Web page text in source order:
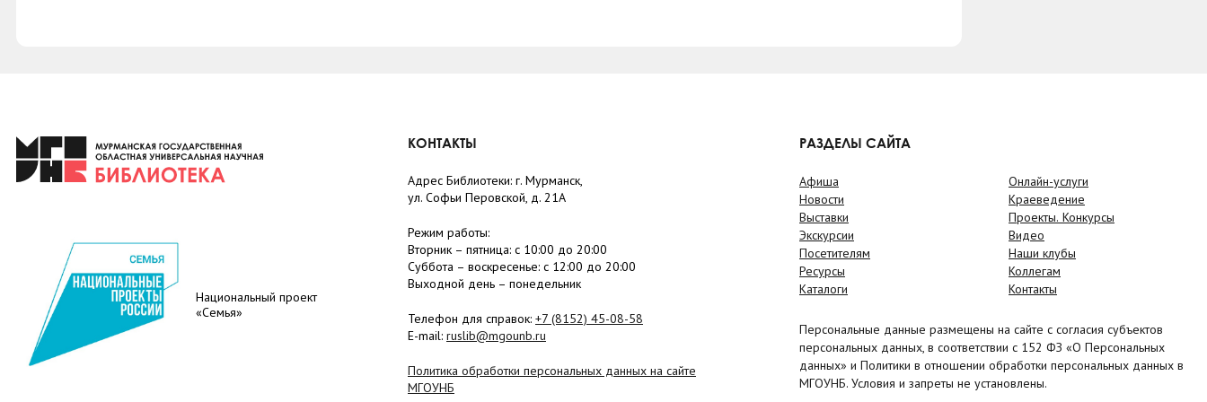
Национальный проект
«Семья»
КОНТАКТЫ
Адрес Библиотеки: г. Мурманск,
ул. Софьи Перовской, д. 21А
Режим работы:
Вторник – пятница: с 10:00 до 20:00
Суббота – воскресенье: c 12:00 до 20:00
Выходной день – понедельник
Телефон для справок: +7 (8152) 45-08-58
E-mail: ruslib@mgounb.ru
Политика обработки персональных данных на сайте
МГОУНБ
РАЗДЕЛЫ САЙТА
Афиша
Новости
Выставки
Экскурсии
Посетителям
Ресурсы
Каталоги
Онлайн-услуги
Краеведение
Проекты. Конкурсы
Видео
Наши клубы
Коллегам
Контакты
Персональные данные размещены на сайте с согласия субъектов
персональных данных, в соответствии с 152 ФЗ «О Персональных
данных» и Политики в отношении обработки персональных данных в
МГОУНБ. Условия и запреты не установлены.